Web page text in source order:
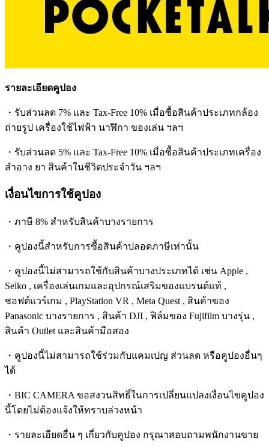
รายละเอียดคูปอง
・รับส่วนลด 7% และ Tax-Free 10% เมื่อซื้อสินค้าประเภทกล้อง
ถ่ายรูป เครื่องใช้ไฟฟ้า นาฬิกา ของเล่น ฯลฯ
・รับส่วนลด 5% และ Tax-Free 10% เมื่อซื้อสินค้าประเภทเครื่อง
สำอาง ยา สินค้าในชีวิตประจำวัน ฯลฯ
เงื่อนไขการใช้คูปอง
・ภาษี 8% สำหรับสินค้าบางรายการ
・คูปองนี้สำหรับการซื้อสินค้าปลอดภาษีเท่านั้น
・คูปองนี้ไม่สามารถใช้กับสินค้าบางประเภทได้ เช่น Apple ,
Seiko , เครื่องเล่นเกมและอุปกรณ์เสริมของแบรนด์แท้ ,
ชอฟต์แวร์เกม , PlayStation VR , Meta Quest , สินค้าของ
Panasonic บางรายการ , สินค้า DJI , ฟิล์มของ Fujifilm บางรุ่น ,
สินค้า Outlet และสินค้ามือสอง
・คูปองนี้ไม่สามารถใช้ร่วมกับแคมเปญ ส่วนลด หรือคูปองอื่นๆ
ได้
・BIC CAMERA ขอสงวนสิทธิ์ในการเปลี่ยนแปลงเงื่อนไขคูปอง
นี้โดยไม่ต้องแจ้งให้ทราบล่วงหน้า
・รายละเอียดอื่น ๆ เกี่ยวกับคูปอง กรุณาสอบถามพนักงานขาย